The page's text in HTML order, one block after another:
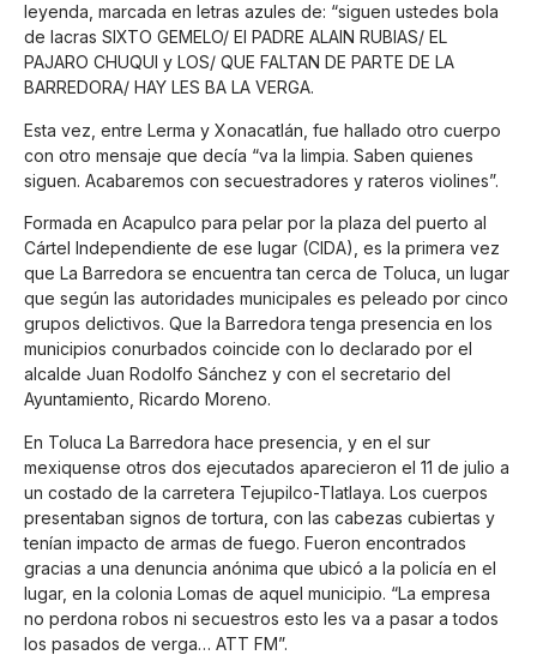
leyenda, marcada en letras azules de: “siguen ustedes bola
de lacras SIXTO GEMELO/ El PADRE ALAIN RUBIAS/ EL
PAJARO CHUQUI y LOS/ QUE FALTAN DE PARTE DE LA
BARREDORA/ HAY LES BA LA VERGA.
Esta vez, entre Lerma y Xonacatlán, fue hallado otro cuerpo
con otro mensaje que decía “va la limpia. Saben quienes
siguen. Acabaremos con secuestradores y rateros violines”.
Formada en Acapulco para pelar por la plaza del puerto al
Cártel Independiente de ese lugar (CIDA), es la primera vez
que La Barredora se encuentra tan cerca de Toluca, un lugar
que según las autoridades municipales es peleado por cinco
grupos delictivos. Que la Barredora tenga presencia en los
municipios conurbados coincide con lo declarado por el
alcalde Juan Rodolfo Sánchez y con el secretario del
Ayuntamiento, Ricardo Moreno.
En Toluca La Barredora hace presencia, y en el sur
mexiquense otros dos ejecutados aparecieron el 11 de julio a
un costado de la carretera Tejupilco-Tlatlaya. Los cuerpos
presentaban signos de tortura, con las cabezas cubiertas y
tenían impacto de armas de fuego. Fueron encontrados
gracias a una denuncia anónima que ubicó a la policía en el
lugar, en la colonia Lomas de aquel municipio. “La empresa
no perdona robos ni secuestros esto les va a pasar a todos
los pasados de verga… ATT FM”.